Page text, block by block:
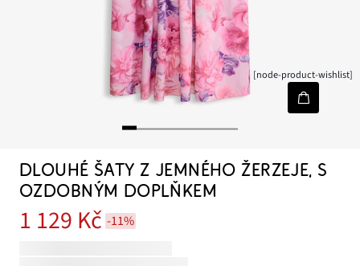
[node-product-wishlist]
DLOUHÉ ŠATY Z JEMNÉHO ŽERZEJE, S
OZDOBNÝM DOPLŇKEM
1 129 Kč -11%